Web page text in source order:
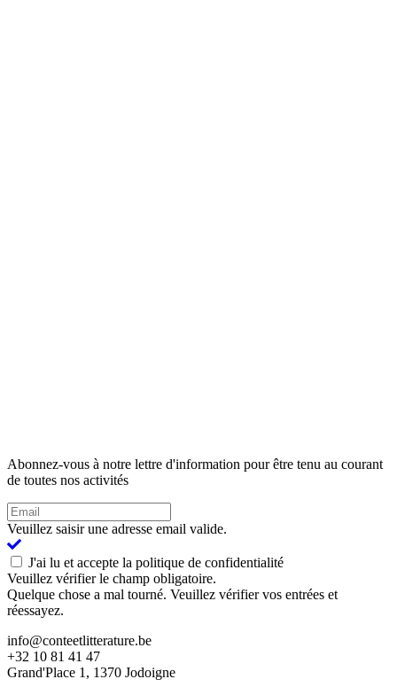
Abonnez-vous à notre lettre d'information pour être tenu au courant
de toutes nos activités
Veuillez saisir une adresse email valide.
J'ai lu et accepte la politique de confidentialité
Veuillez vérifier le champ obligatoire.
Quelque chose a mal tourné. Veuillez vérifier vos entrées et
réessayez.
info@conteetlitterature.be
+32 10 81 41 47
Grand'Place 1, 1370 Jodoigne